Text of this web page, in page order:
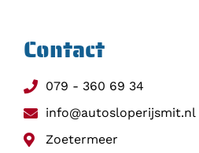
Contact
079 - 360 69 34
info@autosloperijsmit.nl
Zoetermeer